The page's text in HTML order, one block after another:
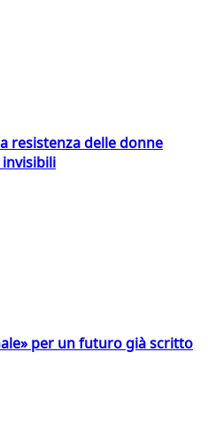
resistenza delle donne
per un futuro già scritto